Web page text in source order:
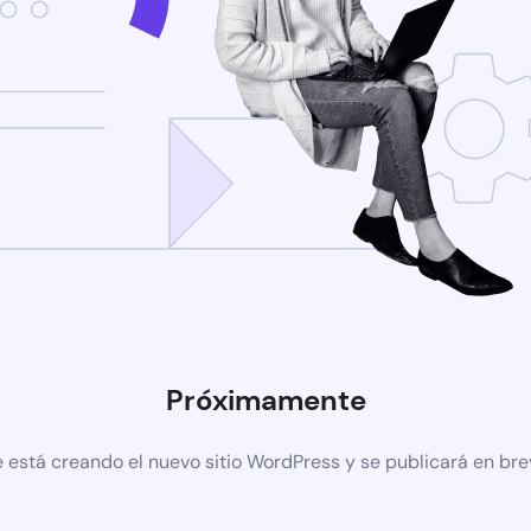
Próximamente
está creando el nuevo sitio WordPress y se publicará en